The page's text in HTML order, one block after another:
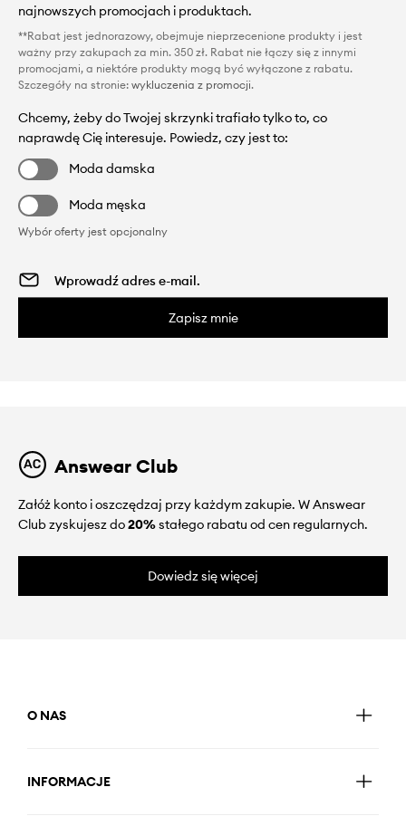
najnowszych promocjach i produktach.
**Rabat jest jednorazowy, obejmuje nieprzecenione produkty i jest
ważny przy zakupach za min. 350 zł. Rabat nie łączy się z innymi
promocjami, a niektóre produkty mogą być wyłączone z rabatu.
Szczegóły na stronie: wykluczenia z promocji.
Chcemy, żeby do Twojej skrzynki trafiało tylko to, co
naprawdę Cię interesuje. Powiedz, czy jest to:
Moda damska
Moda męska
Wybór oferty jest opcjonalny
Zapisz mnie
Answear Club
Załóż konto i oszczędzaj przy każdym zakupie. W Answear
Club zyskujesz do20%stałego rabatu od cen regularnych.
Dowiedz się więcej
O NAS
INFORMACJE